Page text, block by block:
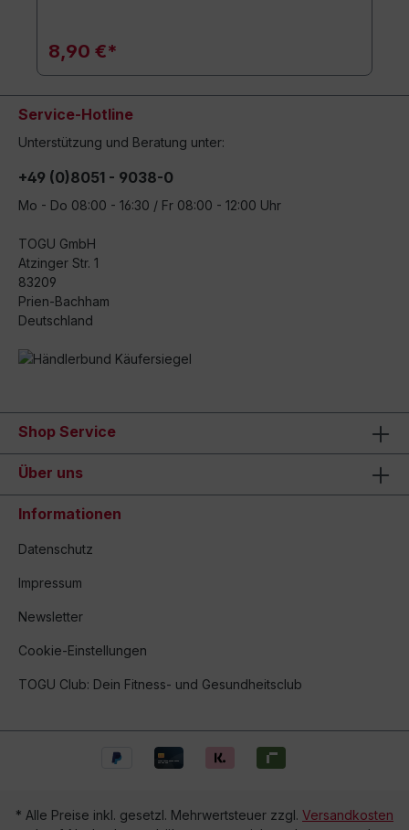
8,90 €*
Service-Hotline
Unterstützung und Beratung unter:
+49 (0)8051 - 9038-0
Mo - Do 08:00 - 16:30 / Fr 08:00 - 12:00 Uhr
TOGU GmbH
Atzinger Str. 1
83209
Prien-Bachham
Deutschland
Shop Service
Über uns
Informationen
Datenschutz
Impressum
Newsletter
Cookie-Einstellungen
TOGU Club: Dein Fitness- und Gesundheitsclub
* Alle Preise inkl. gesetzl. Mehrwertsteuer zzgl. Versandkosten